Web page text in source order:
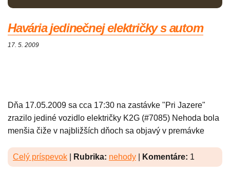
Havária jedinečnej električky s autom
17. 5. 2009
Dňa 17.05.2009 sa cca 17:30 na zastávke "Pri Jazere"
zrazilo jediné vozidlo električky K2G (#7085) Nehoda bola
menšia čiže v najbližších dňoch sa objavý v premávke
Celý príspevok Rubrika: nehody Komentáre: 1